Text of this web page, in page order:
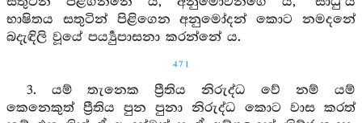
භාෂිතය සතුටින් පිළිගෙන අනුමෝදන් කොට නමදනේ
බදැඳිලි වූයේ පර්‍ය්‍යුපාසනා කරන්නේ ය.
471
3. යම් තැනෙක ප්‍රීතිය නිරුද්ධ වේ නම් යම්
කෙනෙකුත් ප්‍රීතිය පුන පුනා නිරුද්ධ කොට වාස කරත්